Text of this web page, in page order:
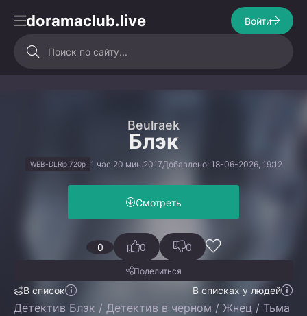
doramaclub.live Войти
Beulraek
Блэк
WEB-DLRip 720p 1 час 20 мин.2017Добавлено: 18-06-2026, 19:12
Смотреть
0
В список В списках у людей
0 0
Поделиться
Детектив Блэк / Детектив в черном / Жнец / Тьма